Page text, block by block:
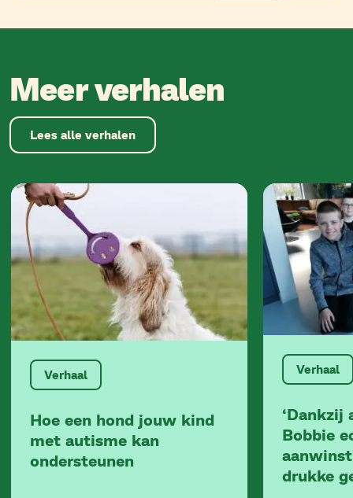
Meer verhalen
Lees alle verhalen
Verhaal
Hoe een hond jouw kind
met autisme kan
ondersteunen
Verhaal
‘Dankzij
Bobbie
drukke